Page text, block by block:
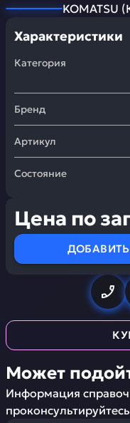
KOMATSU (
Характеристики
Категория
Бренд
Артикул
Состояние
Цена по
Может
Информация